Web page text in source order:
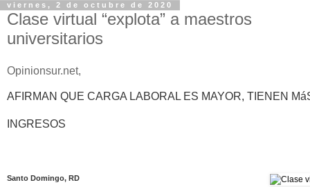
viernes, 2 de octubre de 2020
Clase virtual “explota” a maestros
universitarios
Opinionsur.net,
AFIRMAN QUE CARGA LABORAL ES MAYOR, TIENEN
INGRESOS
Santo Domingo, RD